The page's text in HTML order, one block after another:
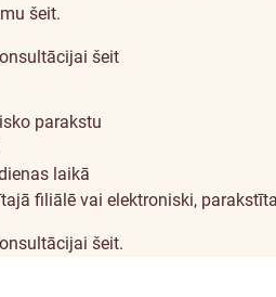
šeit.
šeit
parakstu
laikā
filiālē vai elektroniski,
šeit.